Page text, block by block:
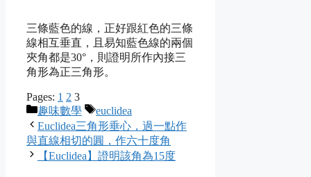
三條藍色的線，正好跟紅色的三條
線相互垂直，且易知藍色線的兩個
夾角都是30°，則證明所作內接三
角形為正三角形。
Pages: 1 2 3
Categories
趣味數學 Tags
euclidea
Euclidea三角形垂心，過一點作
與直線相切的圓，作六十度角
【Euclidea】證明該角為15度